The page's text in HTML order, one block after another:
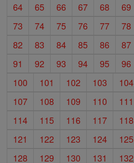
64
65 66 67 68 69
73
74 75 76 77 78
82
83 84 85 86 87
91
92 93 94 95 96
100
101 102 103 104
107
108 109 110 111
114
115 116 117 118
121
122 123 124 125
128
129 130 131 132